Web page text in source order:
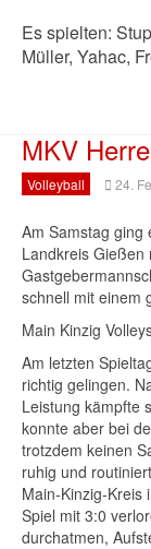
Es spielten:
Müller, Yahac,
MKV
Volleyball 24.
Am Samstag ging
Landkreis Gießen
schnell mit einem
Main Kinzig
Am letzten
richtig gelingen.
Leistung kämpfte
konnte aber bei
trotzdem keinen
ruhig und
Main-Kinzig-Kreis
Spiel mit 3:0
durchatmen,